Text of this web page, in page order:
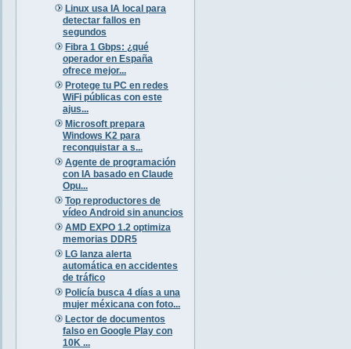
Linux usa IA local para
detectar fallos en
segundos
Fibra 1 Gbps: ¿qué
operador en España
ofrece mejor...
Protege tu PC en redes
WiFi públicas con este
ajus...
Microsoft prepara
Windows K2 para
reconquistar a s...
Agente de programación
con IA basado en Claude
Opu...
Top reproductores de
vídeo Android sin anuncios
AMD EXPO 1.2 optimiza
memorias DDR5
LG lanza alerta
automática en accidentes
de tráfico
Policía busca 4 días a una
mujer méxicana con foto...
Lector de documentos
falso en Google Play con
10K ...